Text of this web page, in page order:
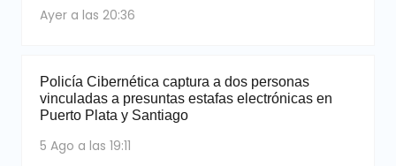
Ayer a las 20:36
Policía Cibernética captura a dos personas
vinculadas a presuntas estafas electrónicas en
Puerto Plata y Santiago
5 Ago a las 19:11